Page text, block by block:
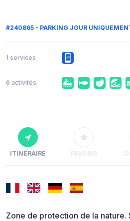
#240865 - PARKING JOUR
1 services
6 activités
ITINÉRAIRE FAVORIS
Zone de protection de la nature.